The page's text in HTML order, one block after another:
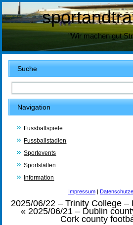
"Wir machen gut
Suche
Navigation
Fussballspiele
Fussballstadien
Sportevents
Sportstätten
Information
Impressum |
2025/06/22 – Trinity College –
« 2025/06/21 – Dublin
Cork county